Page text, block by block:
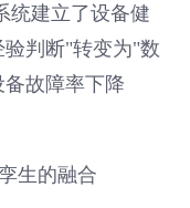
统建立了设备健
判断"转变为"数
故障率下降
生的融合